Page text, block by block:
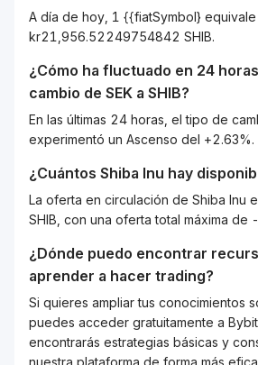
A día de hoy, 1 {{fiatSymbol} equivale
kr21,956.52249754842 SHIB.
¿Cómo ha fluctuado en 24
cambio de SEK a SHIB?
En las últimas 24 horas, el tipo de
experimentó un Ascenso del +2.63%.
¿Cuántos Shiba Inu hay
La oferta en circulación de Shiba Inu
SHIB, con una oferta total máxima de
¿Dónde puedo encontrar
aprender a hacer trading?
Si quieres ampliar tus conocimientos
puedes acceder gratuitamente a
encontrarás estrategias básicas y
nuestra plataforma de forma más